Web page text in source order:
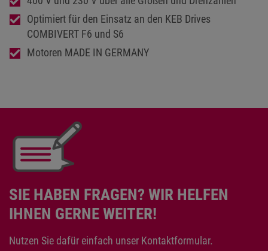
Optimiert für den Einsatz an den KEB Drives
COMBIVERT F6 und S6
Motoren MADE IN GERMANY
SIE HABEN FRAGEN? WIR HELFEN
IHNEN GERNE WEITER!
Nutzen Sie dafür einfach unser Kontaktformular.